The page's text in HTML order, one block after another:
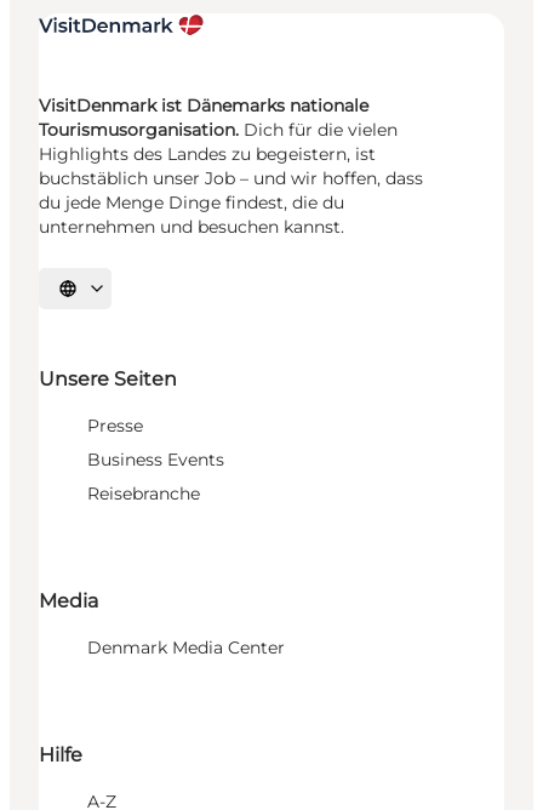
VisitDenmark ist Dänemarks nationale
Tourismusorganisation. Dich für die vielen
Highlights des Landes zu begeistern, ist
buchstäblich unser Job – und wir hoffen, dass
du jede Menge Dinge findest, die du
unternehmen und besuchen kannst.
Sprache auswählen
Unsere Seiten
Presse
Business Events
Reisebranche
Media
Denmark Media Center
Hilfe
A-Z